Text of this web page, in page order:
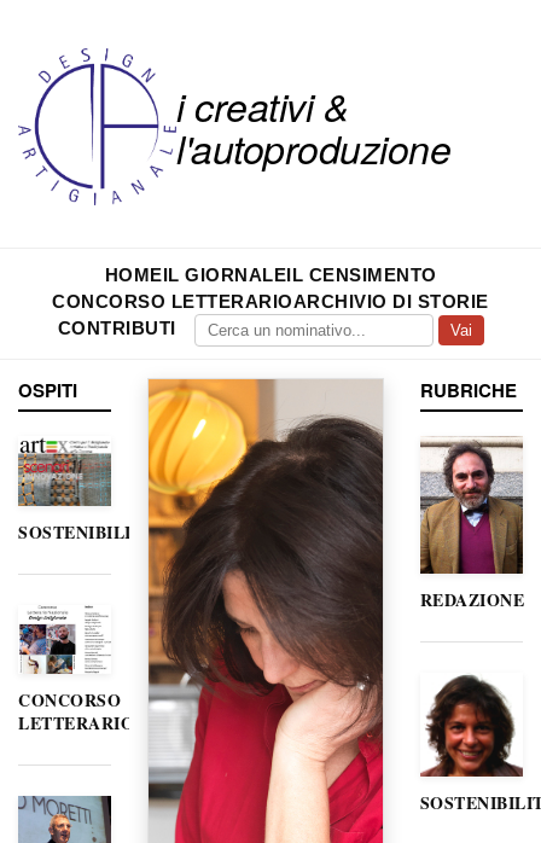
i creativi &
l'autoproduzione
HOMEIL GIORNALEIL CENSIMENTO
CONCORSO LETTERARIOARCHIVIO DI STORIE
CONTRIBUTI
Vai
OSPITI
SOSTENIBILITÀ
CONCORSO
LETTERARIO
RUBRICHE
REDAZIONE